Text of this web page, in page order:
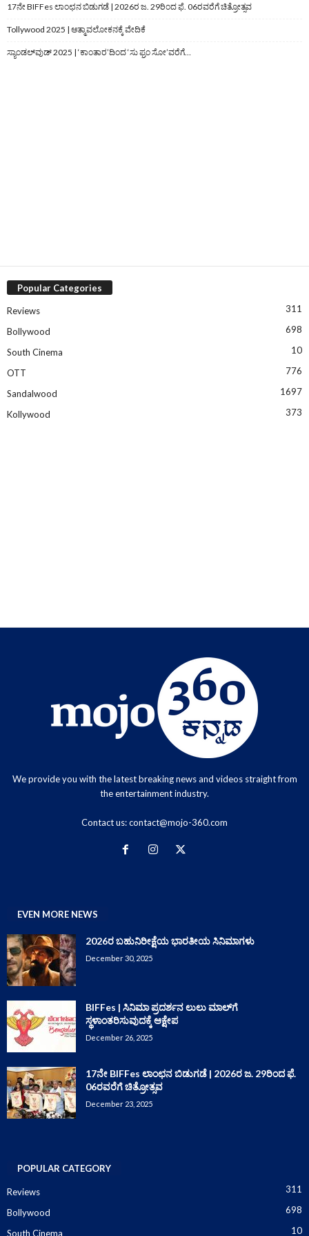
17ನೇ BIFFes ಲಾಂಛನ ಬಿಡುಗಡೆ | 2026ರ ಜ. 29ರಿಂದ ಫೆ. 06ರವರೆಗೆ ಚಿತ್ರೋತ್ಸವ
Tollywood 2025 | ಆತ್ಮಾವಲೋಕನಕ್ಕೆ ವೇದಿಕೆ
ಸ್ಯಾಂಡಲ್‌ವುಡ್‌ 2025 | ‘ಕಾಂತಾರ’ದಿಂದ ‘ಸು ಫ್ರಂ ಸೋ’ವರೆಗೆ…
Popular Categories
Reviews 311
Bollywood 698
South Cinema 10
OTT 776
Sandalwood 1697
Kollywood 373
We provide you with the latest breaking news and videos straight from
the entertainment industry.
Contact us:contact@mojo-360.com
EVEN MORE NEWS
2026ರ ಬಹುನಿರೀಕ್ಷೆಯ ಭಾರತೀಯ ಸಿನಿಮಾಗಳು
December 30, 2025
BIFFes | ಸಿನಿಮಾ ಪ್ರದರ್ಶನ ಲುಲು ಮಾಲ್‌ಗೆ
ಸ್ಥಳಾಂತರಿಸುವುದಕ್ಕೆ ಆಕ್ಷೇಪ
December 26, 2025
17ನೇ BIFFes ಲಾಂಛನ ಬಿಡುಗಡೆ | 2026ರ ಜ. 29ರಿಂದ ಫೆ.
06ರವರೆಗೆ ಚಿತ್ರೋತ್ಸವ
December 23, 2025
POPULAR CATEGORY
Reviews 311
Bollywood 698
South Cinema 10